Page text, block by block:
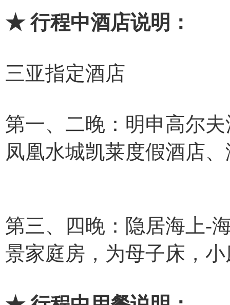
★ 行程中酒店说明：
三亚指定酒店
第一、二晚：明申高尔
凤凰水城凯莱度假酒店
第三、四晚：隐居海上-
景家庭房，为母子床，